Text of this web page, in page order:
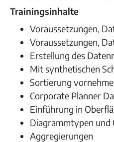
Trainingsinhalte
Voraussetzungen,
Voraussetzungen,
Erstellung des
Mit synthetischen
Sortierung
Corporate Planner
Einführung in
Diagrammtypen und
Aggregierungen